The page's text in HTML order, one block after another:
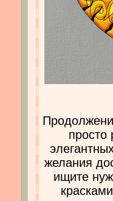
просто
желания
ищите